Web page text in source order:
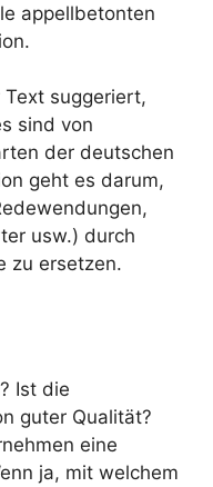
appellbetonten
suggeriert,
sind von
der deutschen
geht es darum,
usw.) durch
zu ersetzen.
Ist die
guter Qualität?
eine
ja, mit welchem